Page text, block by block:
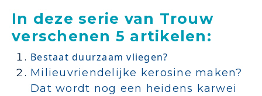
In deze serie van Trouw
verschenen 5 artikelen:
Bestaat duurzaam vliegen?
Milieuvriendelijke kerosine maken?
Dat wordt nog een heidens karwei